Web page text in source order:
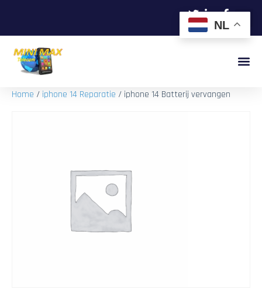
Home / iphone 14 Reparatie / iphone 14 Batterij vervangen
NL